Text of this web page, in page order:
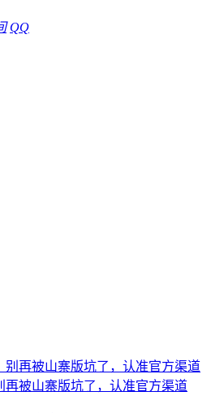
QQ
再被山寨版坑了，认准官方渠道